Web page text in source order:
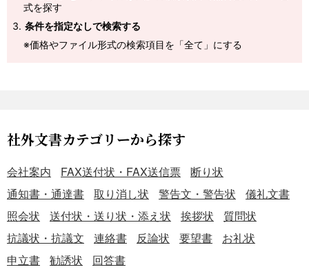
式を探す
条件を指定なしで検索する
※価格やファイル形式の検索項目を「全て」にする
社外文書カテゴリーから探す
会社案内 FAX送付状・FAX送信票
断り状
通知書・通達書
取り消し状 警告文・警告状
儀礼文書
照会状
送付状・送り状・添え状 挨拶状
質問状
抗議状・抗議文
連絡書 反論状 要望書
お礼状
申立書
勧誘状 回答書